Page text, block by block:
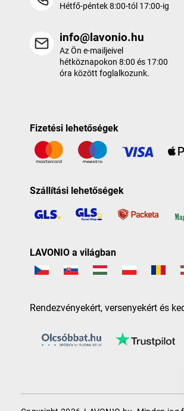
Hétfő-péntek 8:00-tól 17:00-ig
info@lavonio.hu
Az Ön e-mailjeivel
hétköznapokon 8:00 és 17:00
óra között foglalkozunk.
Fizetési lehetőségek
Szállítási lehetőségek
LAVONIO a világban
Rendezvényekért, versenyekért és